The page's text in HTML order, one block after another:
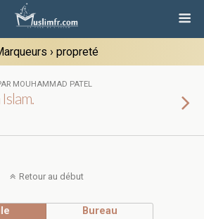
› propreté
MOUHAMMAD PATEL
Retour au début
Bureau